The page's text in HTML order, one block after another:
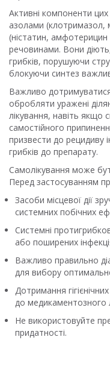
Активні компоненти
азолами (клотримазол,
(ністатин,
речовинами. Вони
грибків, порушуючи
блокуючи синтез
Важливо дотримуватися
обробляти уражені
лікування, навіть якщо
самостійного
призвести до рецидиву
грибків до препарату.
Самолікування може
Перед застосуванням
Засоби місцевої дії
системних побічних
Системні
або поширених
Важливо правильно
для вибору
Дотримання
до медикаментозного
Не використовуйте
придатності.